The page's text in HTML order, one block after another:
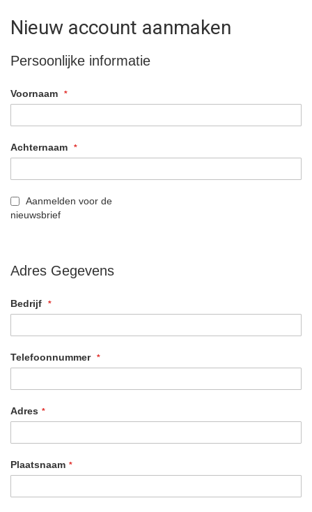
Nieuw account aanmaken
Persoonlijke informatie
Voornaam
Achternaam
Aanmelden voor de
nieuwsbrief
Adres Gegevens
Bedrijf
Telefoonnummer
Adres
Plaatsnaam